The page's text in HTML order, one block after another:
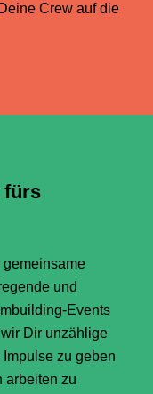
Crew auf die
fürs
gemeinsame
und
Events
Dir unzählige
zu geben
arbeiten zu